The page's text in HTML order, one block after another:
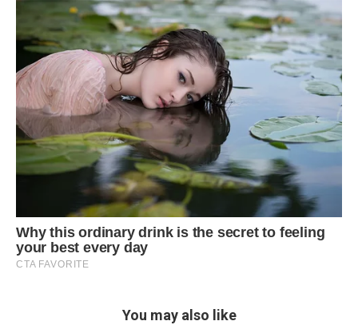
You may also like